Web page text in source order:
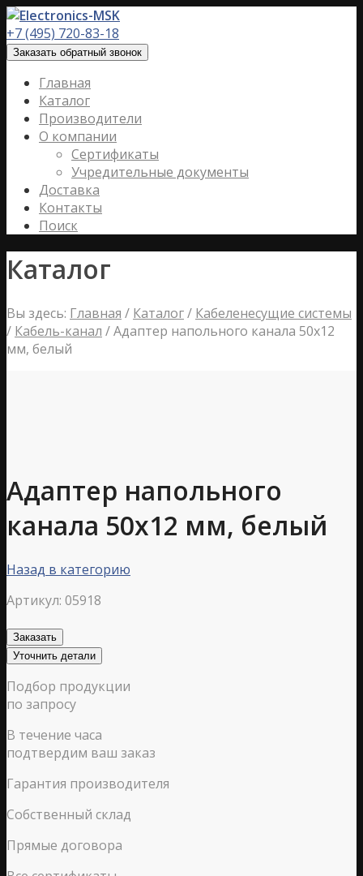
+7 (495) 720-83-18
Заказать обратный звонок
Главная
Каталог
Производители
О компании
Сертификаты
Учредительные документы
Доставка
Контакты
Поиск
Каталог
Вы здесь: Главная / Каталог/ Кабеленесущие системы
/ Кабель-канал /Адаптер напольного канала 50х12
мм, белый
Адаптер напольного
канала 50х12 мм, белый
Назад в категорию
Артикул: 05918
Заказать
Уточнить детали
Подбор продукции
по запросу
В течение часа
подтвердим ваш заказ
Гарантия производителя
Собственный склад
Прямые договора